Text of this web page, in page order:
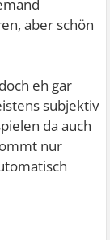
aber schön
eh gar
subjektiv
da auch
nur